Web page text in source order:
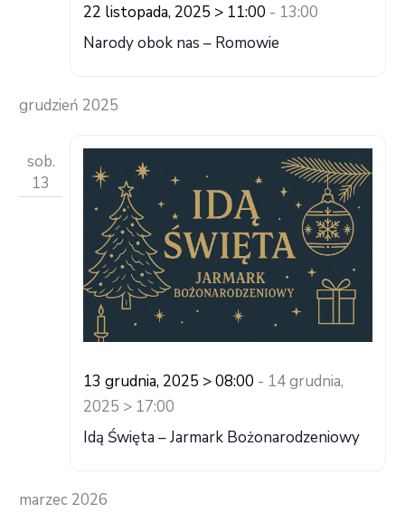
Narody obok nas – Romowie
22 listopada, 2025 > 11:00 - 13:00
grudzień 2025
sob.
13
Idą Święta – Jarmark Bożonarodzeniowy
13 grudnia, 2025 > 08:00 - 14 grudnia,
2025 > 17:00
marzec 2026